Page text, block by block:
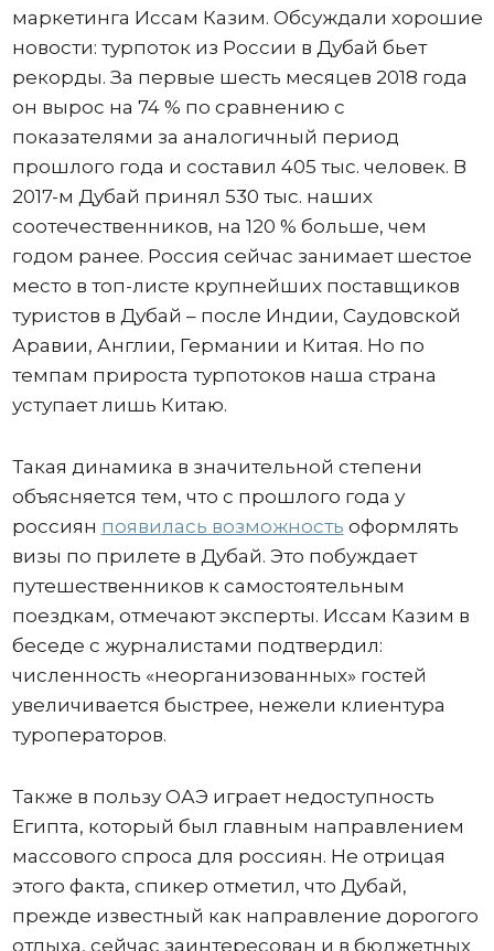
маркетинга Иссам Казим. Обсуждали хорошие
новости: турпоток из России в Дубай бьет
рекорды. За первые шесть месяцев 2018 года
он вырос на 74 % по сравнению с
показателями за аналогичный период
прошлого года и составил 405 тыс. человек. В
2017-м Дубай принял 530 тыс. наших
соотечественников, на 120 % больше, чем
годом ранее. Россия сейчас занимает шестое
место в топ-листе крупнейших поставщиков
туристов в Дубай – после Индии, Саудовской
Аравии, Англии, Германии и Китая. Но по
темпам прироста турпотоков наша страна
уступает лишь Китаю.
Такая динамика в значительной степени
объясняется тем, что с прошлого года у
россиян появилась возможность оформлять
визы по прилете в Дубай. Это побуждает
путешественников к самостоятельным
поездкам, отмечают эксперты. Иссам Казим в
беседе с журналистами подтвердил:
численность «неорганизованных» гостей
увеличивается быстрее, нежели клиентура
туроператоров.
Также в пользу ОАЭ играет недоступность
Египта, который был главным направлением
массового спроса для россиян. Не отрицая
этого факта, спикер отметил, что Дубай,
прежде известный как направление дорогого
отдыха, сейчас заинтересован и в бюджетных